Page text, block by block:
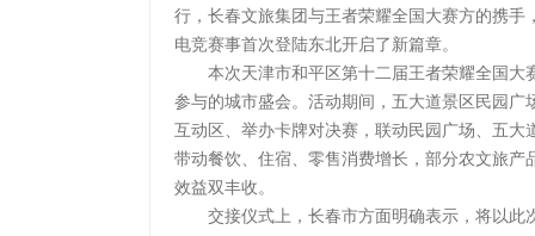
行，长春文旅集团与王者荣耀全国大赛方的携
电竞赛事首次登陆东北开启了新篇章。
本次天津市和平区第十二届王者荣耀全国大
参与的城市盛会。活动期间，五大道景区民园
互动区、举办卡牌对决赛，联动民园广场、五大
带动餐饮、住宿、零售消费增长，部分农文旅产
效益双丰收。
交接仪式上，长春市方面明确表示，将以此